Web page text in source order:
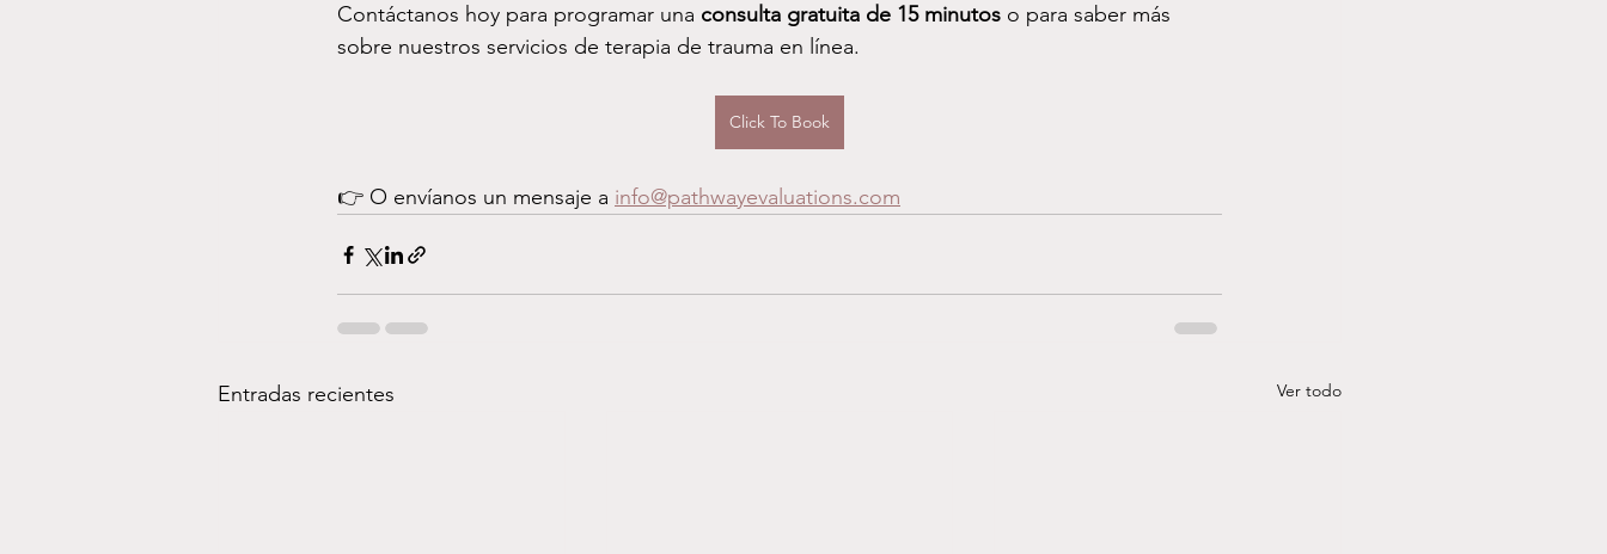
Contáctanos hoy para programar una consulta gratuita de 15 minutos o para saber más
sobre nuestros servicios de terapia de trauma en línea.
Click To Book
👉 O envíanos un mensaje a info@pathwayevaluations.com
Entradas recientes Ver todo